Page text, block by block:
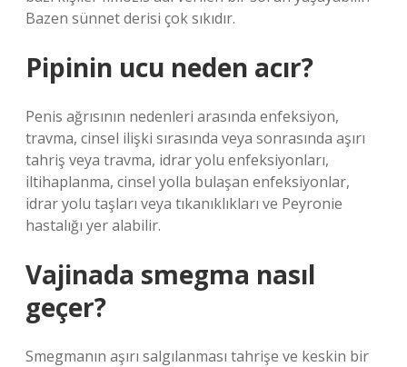
Bazen sünnet derisi çok sıkıdır.
Pipinin ucu neden acır?
Penis ağrısının nedenleri arasında enfeksiyon,
travma, cinsel ilişki sırasında veya sonrasında aşırı
tahriş veya travma, idrar yolu enfeksiyonları,
iltihaplanma, cinsel yolla bulaşan enfeksiyonlar,
idrar yolu taşları veya tıkanıklıkları ve Peyronie
hastalığı yer alabilir.
Vajinada smegma nasıl
geçer?
Smegmanın aşırı salgılanması tahrişe ve keskin bir